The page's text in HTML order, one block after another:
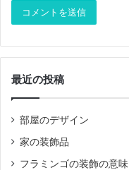
最近の投稿
部屋のデザイン
家の装飾品
フラミンゴの装飾の意味